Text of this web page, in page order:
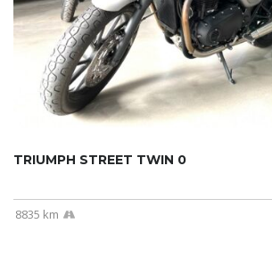
TRIUMPH STREET TWIN 0
8835 km